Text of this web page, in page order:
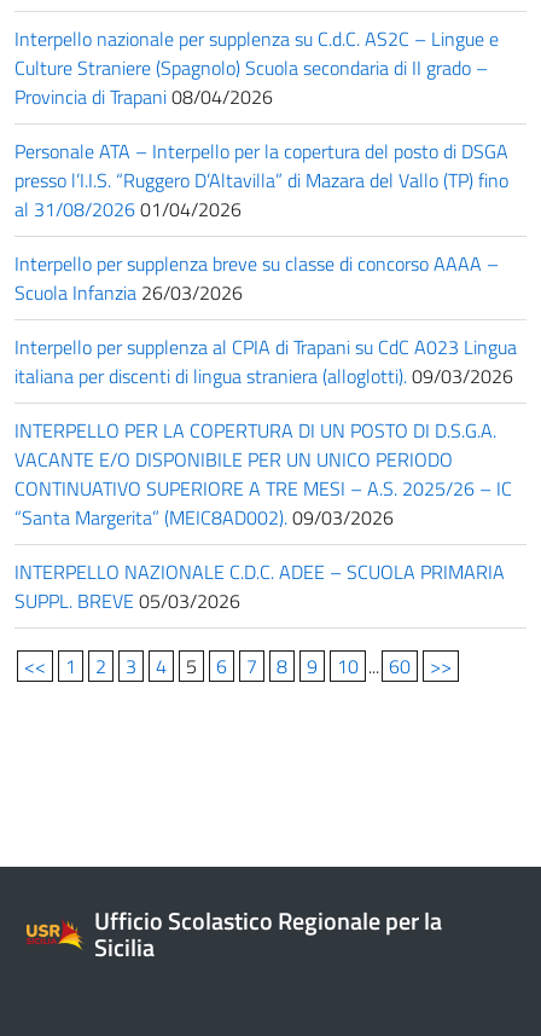
Interpello nazionale per supplenza su C.d.C. AS2C – Lingue e
Culture Straniere (Spagnolo) Scuola secondaria di II grado –
Provincia di Trapani08/04/2026
Personale ATA – Interpello per la copertura del posto di DSGA
presso l’I.I.S. “Ruggero D’Altavilla” di Mazara del Vallo (TP) fino
al 31/08/202601/04/2026
Interpello per supplenza breve su classe di concorso AAAA –
Scuola Infanzia 26/03/2026
Interpello per supplenza al CPIA di Trapani su CdC A023 Lingua
italiana per discenti di lingua straniera (alloglotti).09/03/2026
INTERPELLO PER LA COPERTURA DI UN POSTO DI D.S.G.A.
VACANTE E/O DISPONIBILE PER UN UNICO PERIODO
CONTINUATIVO SUPERIORE A TRE MESI – A.S. 2025/26 – IC
“Santa Margerita” (MEIC8AD002).09/03/2026
INTERPELLO NAZIONALE C.D.C. ADEE – SCUOLA PRIMARIA
SUPPL. BREVE 05/03/2026
<< 1 2 3 4 5 6 7 8 9 10 ... 60 >>
Ufficio Scolastico Regionale per la
Sicilia